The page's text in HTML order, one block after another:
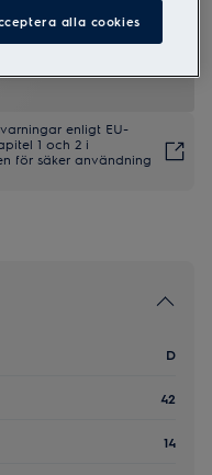
enligt EU-
1 och 2 i
för säker användning
D
42
14
alla cookies